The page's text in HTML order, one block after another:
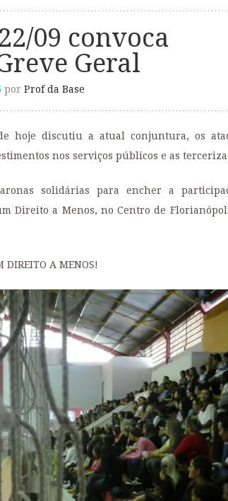
09 convoca
Geral
por Prof da Base
hoje discutiu a atual conjuntura, os
nos serviços públicos e as
solidárias para encher a
Direito a Menos, no Centro de
DIREITO A MENOS!